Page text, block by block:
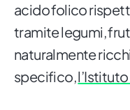
acido folico
tramite legumi,
naturalmente
specifico,